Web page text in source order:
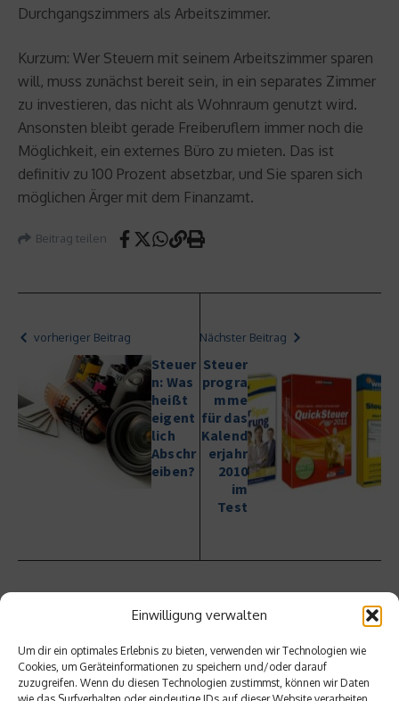
Einwilligung verwalten
Um dir ein optimales Erlebnis zu bieten, verwenden wir Technologien wie
Cookies, um Geräteinformationen zu speichern und/oder darauf
zuzugreifen. Wenn du diesen Technologien zustimmst, können wir Daten
Durchgangszimmers als Arbeitszimmer.
Kurzum: Wer Steuern mit seinem Arbeitszimmer sparen
will, muss zunächst bereit sein, in ein separates Zimmer
zu investieren, das nicht als Wohnraum genutzt wird.
Ansonsten bleibt gerade Freiberuflern immer noch die
Möglichkeit, ein externes Büro zu mieten. Das ist
definitiv zu 100 Prozent absetzbar, und Sie sparen sich
möglichen Ärger mit dem Finanzamt.
Beitrag teilen
vorheriger Beitrag
Steuer
n: Was
heißt
eigent
lich
Abschr
eiben?
Nächster Beitrag
Steuer
progra
mme
für das
Kalend
erjahr
2010
im
Test